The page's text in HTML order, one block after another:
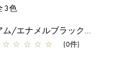
3色
パッケット/ミディアム/エナメルブラック【一部店舗先行販売商品】
☆ ☆ ☆ ☆ ☆ (0件)